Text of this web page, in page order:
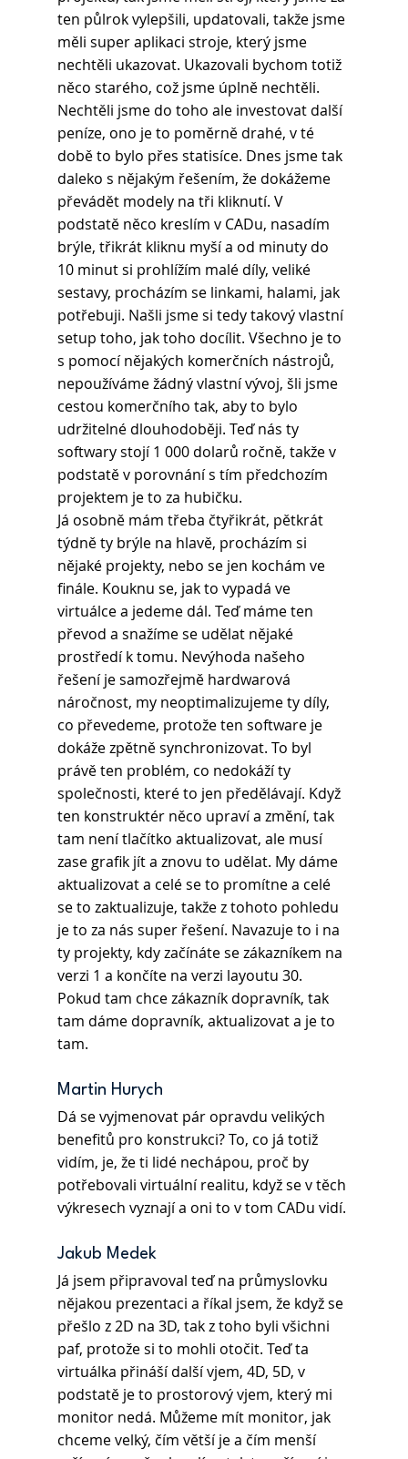
ten půlrok vylepšili, updatovali, takže jsme
měli super aplikaci stroje, který jsme
nechtěli ukazovat. Ukazovali bychom totiž
něco starého, což jsme úplně nechtěli.
Nechtěli jsme do toho ale investovat další
peníze, ono je to poměrně drahé, v té
době to bylo přes statisíce. Dnes jsme tak
daleko s nějakým řešením, že dokážeme
převádět modely na tři kliknutí. V
podstatě něco kreslím v CADu, nasadím
brýle, třikrát kliknu myší a od minuty do
10 minut si prohlížím malé díly, veliké
sestavy, procházím se linkami, halami, jak
potřebuji. Našli jsme si tedy takový vlastní
setup toho, jak toho docílit. Všechno je to
s pomocí nějakých komerčních nástrojů,
nepoužíváme žádný vlastní vývoj, šli jsme
cestou komerčního tak, aby to bylo
udržitelné dlouhodoběji. Teď nás ty
softwary stojí 1 000 dolarů ročně, takže v
podstatě v porovnání s tím předchozím
projektem je to za hubičku.
Já osobně mám třeba čtyřikrát, pětkrát
týdně ty brýle na hlavě, procházím si
nějaké projekty, nebo se jen kochám ve
finále. Kouknu se, jak to vypadá ve
virtuálce a jedeme dál. Teď máme ten
převod a snažíme se udělat nějaké
prostředí k tomu. Nevýhoda našeho
řešení je samozřejmě hardwarová
náročnost, my neoptimalizujeme ty díly,
co převedeme, protože ten software je
dokáže zpětně synchronizovat. To byl
právě ten problém, co nedokáží ty
společnosti, které to jen předělávají. Když
ten konstruktér něco upraví a změní, tak
tam není tlačítko aktualizovat, ale musí
zase grafik jít a znovu to udělat. My dáme
aktualizovat a celé se to promítne a celé
se to zaktualizuje, takže z tohoto pohledu
je to za nás super řešení. Navazuje to i na
ty projekty, kdy začínáte se zákazníkem na
verzi 1 a končíte na verzi layoutu 30.
Pokud tam chce zákazník dopravník, tak
tam dáme dopravník, aktualizovat a je to
tam.
Martin Hurych
Dá se vyjmenovat pár opravdu velikých
benefitů pro konstrukci? To, co já totiž
vidím, je, že ti lidé nechápou, proč by
potřebovali virtuální realitu, když se v těch
výkresech vyznají a oni to v tom CADu vidí.
Jakub Medek
Já jsem připravoval teď na průmyslovku
nějakou prezentaci a říkal jsem, že když se
přešlo z 2D na 3D, tak z toho byli všichni
paf, protože si to mohli otočit. Teď ta
virtuálka přináší další vjem, 4D, 5D, v
podstatě je to prostorový vjem, který mi
monitor nedá. Můžeme mít monitor, jak
chceme velký, čím větší je a čím menší